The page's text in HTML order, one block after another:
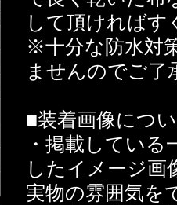
して頂ければす
※十分な防水対
ませんのでご了
■装着画像につ
・掲載してい
したイメージ画
実物の雰囲気を